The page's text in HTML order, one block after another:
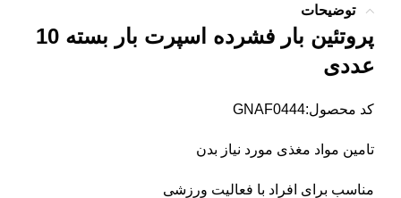
توضیحات
پروتئین بار فشرده اسپرت بار بسته 10
عددی
کد محصول:GNAF0444
تامین مواد مغذی مورد نیاز بدن
مناسب برای افراد با فعالیت ورزشی